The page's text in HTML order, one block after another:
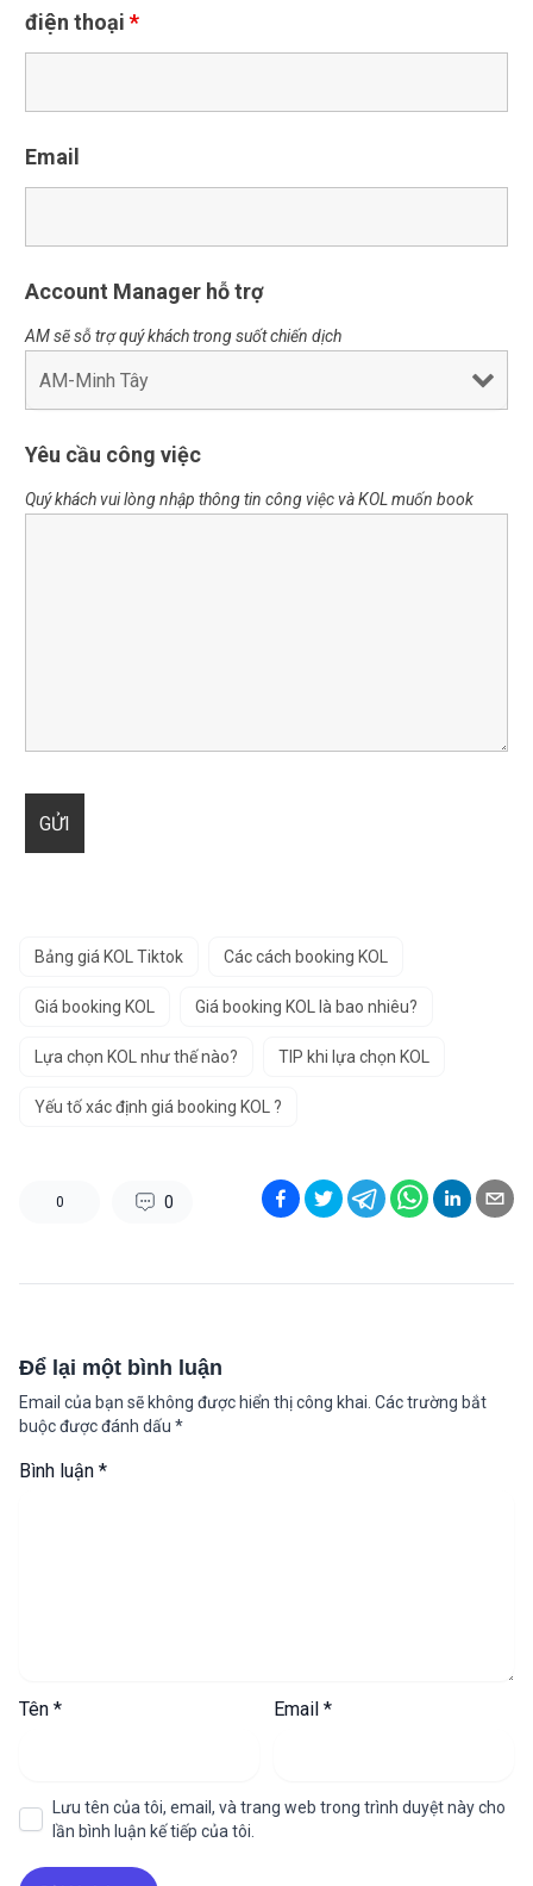
điện thoại *
Email
Account Manager hỗ trợ
AM sẽ sỗ trợ quý khách trong suốt chiến dịch
Yêu cầu công việc
Quý khách vui lòng nhập thông tin công việc và KOL muốn book
Bảng giá KOL Tiktok Các cách booking KOL
Giá booking KOL Giá booking KOL là bao nhiêu?
Lựa chọn KOL như thế nào? TIP khi lựa chọn KOL
Yếu tố xác định giá booking KOL ?
0 0
Để lại một bình luận
Email của bạn sẽ không được hiển thị công khai. Các trường bắt
buộc được đánh dấu *
Bình luận *
Tên * Email *
Lưu tên của tôi, email, và trang web trong trình duyệt này cho
lần bình luận kế tiếp của tôi.